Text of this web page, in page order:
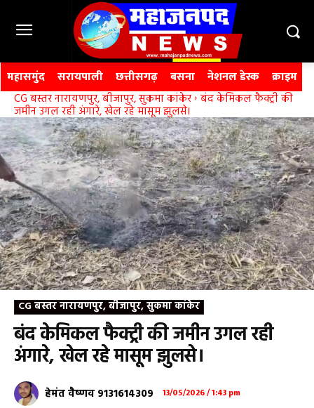
महासमुंद सरायपाली छत्तीसगढ़ बसना नेशनल डेस्क क्राइम
CG बस्तर नारायणपुर, बीजापुर, सुकमा कांकेर बंद केमिकल फैक्ट्री की
जमीन उगल रही अंगारे, खेल रहे मासूम झुलसे।
CG बस्तर नारायणपुर, बीजापुर, सुकमा कांकेर
बंद केमिकल फैक्ट्री की जमीन उगल रही
अंगारे, खेल रहे मासूम झुलसे।
हेमंत वैष्णव 9131614309 13/05/2026 / 1:43 pm